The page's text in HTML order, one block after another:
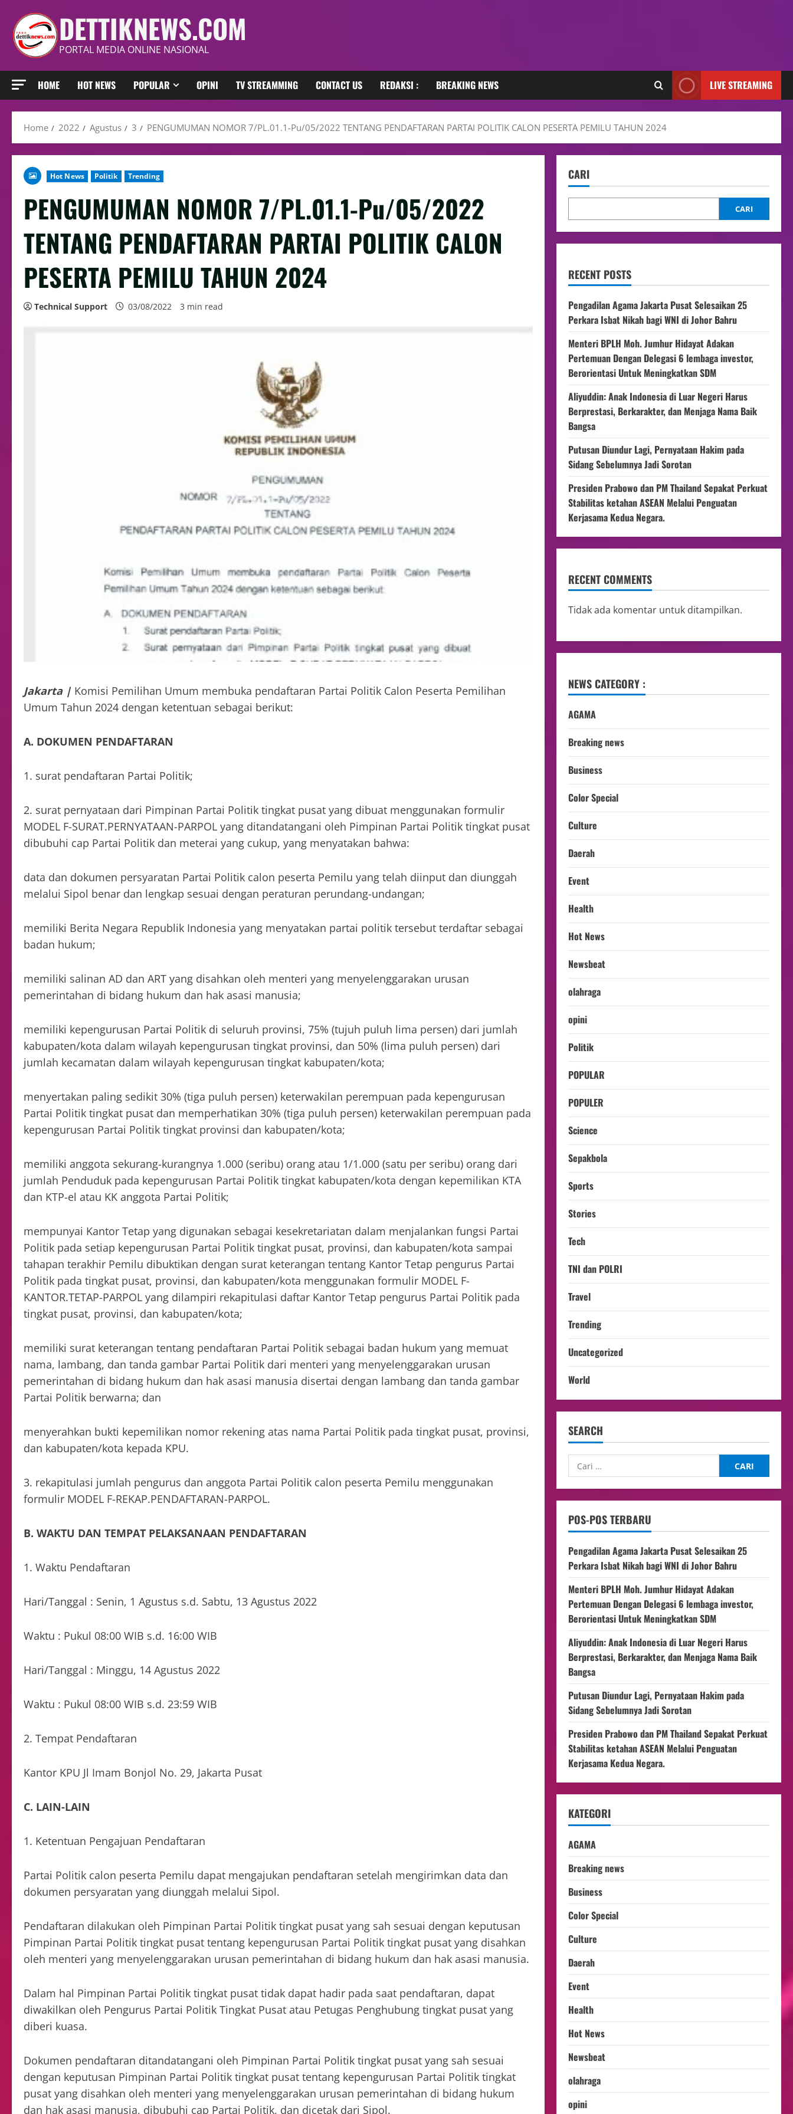
DETTIKNEWS.COM
PORTAL MEDIA ONLINE NASIONAL
HOME HOT NEWS POPULAR OPINI TV STREAMMING CONTACT US REDAKSI : BREAKING NEWS LIVE STREAMING
Home 2022 Agustus 3 PENGUMUMAN NOMOR 7/PL.01.1-Pu/05/2022 TENTANG PENDAFTARAN PARTAI POLITIK CALON PESERTA PEMILU TAHUN 2024
Hot News Politik Trending
PENGUMUMAN NOMOR 7/PL.01.1-Pu/05/2022
TENTANG PENDAFTARAN PARTAI POLITIK CALON
PESERTA PEMILU TAHUN 2024
Technical Support 03/08/2022 3 min read
Jakarta | Komisi Pemilihan Umum membuka pendaftaran Partai Politik Calon Peserta Pemilihan
Umum Tahun 2024 dengan ketentuan sebagai berikut:
A. DOKUMEN PENDAFTARAN
1. surat pendaftaran Partai Politik;
2. surat pernyataan dari Pimpinan Partai Politik tingkat pusat yang dibuat menggunakan formulir
MODEL F-SURAT.PERNYATAAN-PARPOL yang ditandatangani oleh Pimpinan Partai Politik tingkat pusat
dibubuhi cap Partai Politik dan meterai yang cukup, yang menyatakan bahwa:
data dan dokumen persyaratan Partai Politik calon peserta Pemilu yang telah diinput dan diunggah
melalui Sipol benar dan lengkap sesuai dengan peraturan perundang-undangan;
memiliki Berita Negara Republik Indonesia yang menyatakan partai politik tersebut terdaftar sebagai
badan hukum;
memiliki salinan AD dan ART yang disahkan oleh menteri yang menyelenggarakan urusan
pemerintahan di bidang hukum dan hak asasi manusia;
memiliki kepengurusan Partai Politik di seluruh provinsi, 75% (tujuh puluh lima persen) dari jumlah
kabupaten/kota dalam wilayah kepengurusan tingkat provinsi, dan 50% (lima puluh persen) dari
jumlah kecamatan dalam wilayah kepengurusan tingkat kabupaten/kota;
menyertakan paling sedikit 30% (tiga puluh persen) keterwakilan perempuan pada kepengurusan
Partai Politik tingkat pusat dan memperhatikan 30% (tiga puluh persen) keterwakilan perempuan pada
kepengurusan Partai Politik tingkat provinsi dan kabupaten/kota;
memiliki anggota sekurang-kurangnya 1.000 (seribu) orang atau 1/1.000 (satu per seribu) orang dari
jumlah Penduduk pada kepengurusan Partai Politik tingkat kabupaten/kota dengan kepemilikan KTA
dan KTP-el atau KK anggota Partai Politik;
mempunyai Kantor Tetap yang digunakan sebagai kesekretariatan dalam menjalankan fungsi Partai
Politik pada setiap kepengurusan Partai Politik tingkat pusat, provinsi, dan kabupaten/kota sampai
tahapan terakhir Pemilu dibuktikan dengan surat keterangan tentang Kantor Tetap pengurus Partai
Politik pada tingkat pusat, provinsi, dan kabupaten/kota menggunakan formulir MODEL F-
KANTOR.TETAP-PARPOL yang dilampiri rekapitulasi daftar Kantor Tetap pengurus Partai Politik pada
tingkat pusat, provinsi, dan kabupaten/kota;
memiliki surat keterangan tentang pendaftaran Partai Politik sebagai badan hukum yang memuat
nama, lambang, dan tanda gambar Partai Politik dari menteri yang menyelenggarakan urusan
pemerintahan di bidang hukum dan hak asasi manusia disertai dengan lambang dan tanda gambar
Partai Politik berwarna; dan
menyerahkan bukti kepemilikan nomor rekening atas nama Partai Politik pada tingkat pusat, provinsi,
dan kabupaten/kota kepada KPU.
3. rekapitulasi jumlah pengurus dan anggota Partai Politik calon peserta Pemilu menggunakan
formulir MODEL F-REKAP.PENDAFTARAN-PARPOL.
B. WAKTU DAN TEMPAT PELAKSANAAN PENDAFTARAN
1. Waktu Pendaftaran
Hari/Tanggal : Senin, 1 Agustus s.d. Sabtu, 13 Agustus 2022
Waktu : Pukul 08:00 WIB s.d. 16:00 WIB
Hari/Tanggal : Minggu, 14 Agustus 2022
Waktu : Pukul 08:00 WIB s.d. 23:59 WIB
2. Tempat Pendaftaran
Kantor KPU Jl Imam Bonjol No. 29, Jakarta Pusat
C. LAIN-LAIN
1. Ketentuan Pengajuan Pendaftaran
Partai Politik calon peserta Pemilu dapat mengajukan pendaftaran setelah mengirimkan data dan
dokumen persyaratan yang diunggah melalui Sipol.
Pendaftaran dilakukan oleh Pimpinan Partai Politik tingkat pusat yang sah sesuai dengan keputusan
Pimpinan Partai Politik tingkat pusat tentang kepengurusan Partai Politik tingkat pusat yang disahkan
oleh menteri yang menyelenggarakan urusan pemerintahan di bidang hukum dan hak asasi manusia.
Dalam hal Pimpinan Partai Politik tingkat pusat tidak dapat hadir pada saat pendaftaran, dapat
diwakilkan oleh Pengurus Partai Politik Tingkat Pusat atau Petugas Penghubung tingkat pusat yang
diberi kuasa.
Dokumen pendaftaran ditandatangani oleh Pimpinan Partai Politik tingkat pusat yang sah sesuai
dengan keputusan Pimpinan Partai Politik tingkat pusat tentang kepengurusan Partai Politik tingkat
pusat yang disahkan oleh menteri yang menyelenggarakan urusan pemerintahan di bidang hukum
dan hak asasi manusia, dibubuhi cap Partai Politik, dan dicetak dari Sipol.
CARI
CARI
RECENT POSTS
Pengadilan Agama Jakarta Pusat Selesaikan 25
Perkara Isbat Nikah bagi WNI di Johor Bahru
Menteri BPLH Moh. Jumhur Hidayat Adakan
Pertemuan Dengan Delegasi 6 lembaga investor,
Berorientasi Untuk Meningkatkan SDM
Aliyuddin: Anak Indonesia di Luar Negeri Harus
Berprestasi, Berkarakter, dan Menjaga Nama Baik
Bangsa
Putusan Diundur Lagi, Pernyataan Hakim pada
Sidang Sebelumnya Jadi Sorotan
Presiden Prabowo dan PM Thailand Sepakat Perkuat
Stabilitas ketahan ASEAN Melalui Penguatan
Kerjasama Kedua Negara.
RECENT COMMENTS
Tidak ada komentar untuk ditampilkan.
NEWS CATEGORY :
AGAMA
Breaking news
Business
Color Special
Culture
Daerah
Event
Health
Hot News
Newsbeat
olahraga
opini
Politik
POPULAR
POPULER
Science
Sepakbola
Sports
Stories
Tech
TNI dan POLRI
Travel
Trending
Uncategorized
World
SEARCH
POS-POS TERBARU
Pengadilan Agama Jakarta Pusat Selesaikan 25
Perkara Isbat Nikah bagi WNI di Johor Bahru
Menteri BPLH Moh. Jumhur Hidayat Adakan
Pertemuan Dengan Delegasi 6 lembaga investor,
Berorientasi Untuk Meningkatkan SDM
Aliyuddin: Anak Indonesia di Luar Negeri Harus
Berprestasi, Berkarakter, dan Menjaga Nama Baik
Bangsa
Putusan Diundur Lagi, Pernyataan Hakim pada
Sidang Sebelumnya Jadi Sorotan
Presiden Prabowo dan PM Thailand Sepakat Perkuat
Stabilitas ketahan ASEAN Melalui Penguatan
Kerjasama Kedua Negara.
KATEGORI
AGAMA
Breaking news
Business
Color Special
Culture
Daerah
Event
Health
Hot News
Newsbeat
olahraga
opini